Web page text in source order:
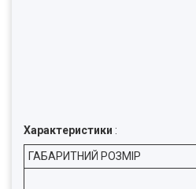
Характеристики :
ГАБАРИТНИЙ РОЗМІР